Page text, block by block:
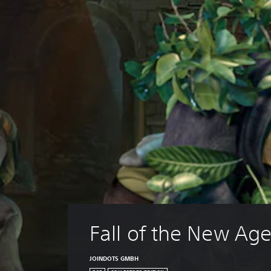
Fall of the New
JOINDOTS GMBH